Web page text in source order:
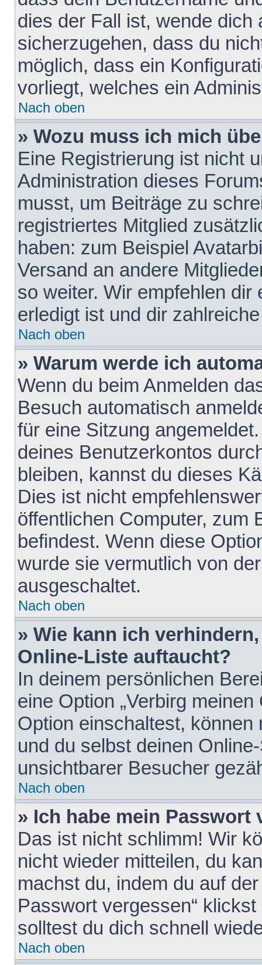
dies der Fall ist, wende dich
sicherzugehen, dass du
möglich, dass ein
vorliegt, welches ein
Nach oben
» Wozu muss ich mich
Eine Registrierung ist nicht
Administration dieses
musst, um Beiträge zu
registriertes Mitglied
haben: zum Beispiel
Versand an andere
so weiter. Wir empfehlen
erledigt ist und dir
Nach oben
» Warum werde ich
Wenn du beim Anmelden
Besuch automatisch
für eine Sitzung
deines Benutzerkontos
bleiben, kannst du dieses
Dies ist nicht
öffentlichen Computer, zum
befindest. Wenn diese
wurde sie vermutlich von
ausgeschaltet.
Nach oben
» Wie kann ich
Online-Liste auftaucht?
In deinem persönlichen
eine Option „Verbirg
Option einschaltest,
und du selbst deinen
unsichtbarer Besucher
Nach oben
» Ich habe mein Passwort
Das ist nicht schlimm! Wir
nicht wieder mitteilen, du
machst du, indem du auf
Passwort vergessen“
solltest du dich schnell
Nach oben